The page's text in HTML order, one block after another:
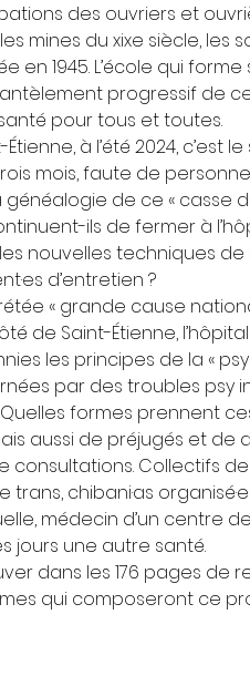
des ouvriers et
mines du xixe siècle, les
1945. L’école qui
progressif de
pour tous et toutes.
à l’été 2024, c’est
mois, faute de
de ce « casse
ils de fermer à
nouvelles techniques
d’entretien ?
« grande cause
de Saint-Étienne,
les principes de la «
par des troubles psy
formes prennent
aussi de préjugés et de
Collectifs de
chibani·as
médecin d’un centre
jours une autre santé.
dans les 176 pages de
qui composeront ce